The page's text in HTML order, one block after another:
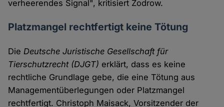
verheerendes Signal", kritisiert Zodrow.
Platzmangel rechtfertigt keine Tötung
DieDeutsche Juristische Gesellschaft für
Tierschutzrecht (DJGT) erklärt, dass es keine
rechtliche Grundlage gebe, die eine Tötung aus
Managementüberlegungen oder Platzmangel
rechtfertigt. Christoph Maisack, Vorsitzender der